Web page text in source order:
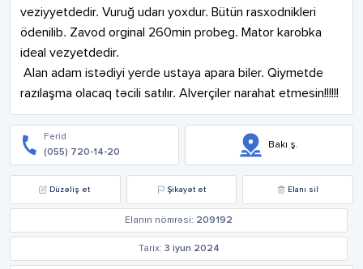
veziyyetdedir. Vuruğ udarı yoxdur. Bütün rasxodnikleri
ödenilib. Zavod orginal 260min probeg. Mator karobka
ideal vezyetdedir.
razılaşma olacaq təcili satılır. Alverçiler narahat etmesin!!!!!!
Ferid
(055) 720-14-20
Bakı ş.
Düzəliş et Şikayət et Elanı sil
Elanın nömrəsi: 209192
Tarix: 3 iyun 2024